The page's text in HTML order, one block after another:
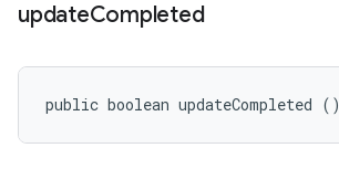
updateCompleted
public boolean updateCompleted ()